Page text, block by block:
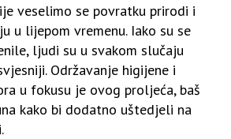
veselimo se povratku prirodi i
u lijepom vremenu. Iako su se
ljudi su u svakom slučaju
Održavanje higijene i
u fokusu je ovog proljeća, baš
kako bi dodatno uštedjeli na